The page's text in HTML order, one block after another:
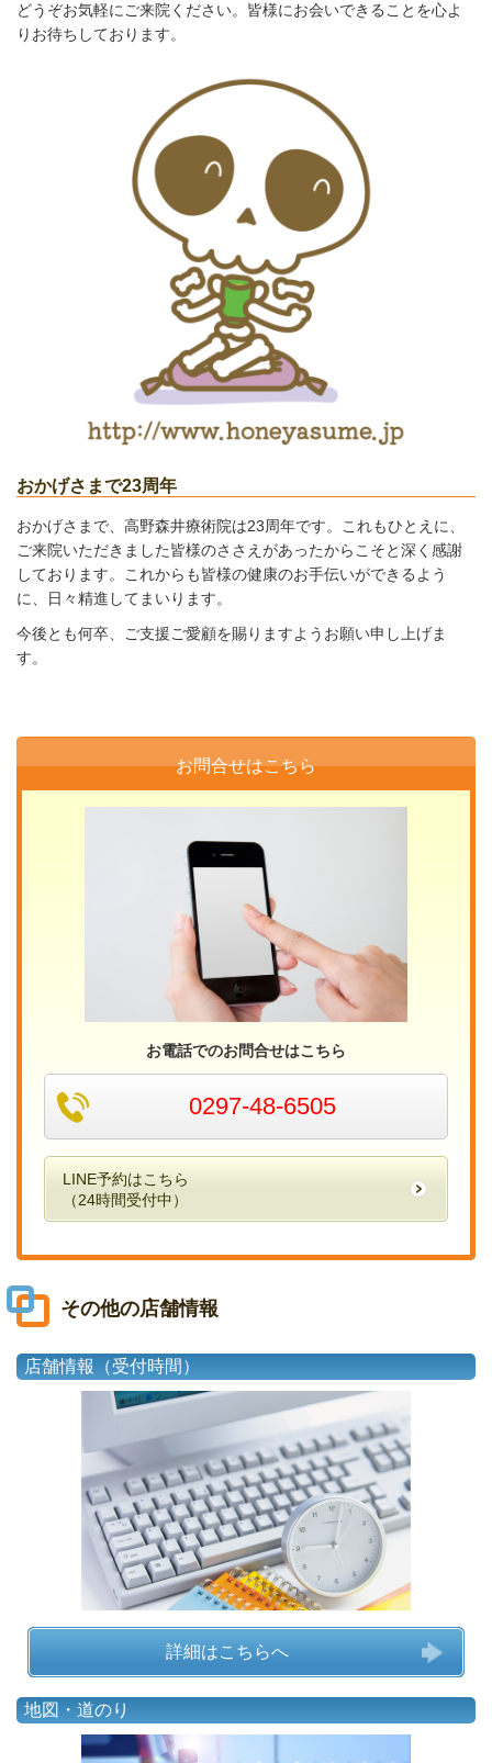
どうぞお気軽にご来院ください。皆様にお会いできることを心よ
りお待ちしております。
おかげさまで23周年
おかげさまで、高野森井療術院は23周年です。これもひとえに、
ご来院いただきました皆様のささえがあったからこそと深く感謝
しております。これからも皆様の健康のお手伝いができるよう
に、日々精進してまいります。
今後とも何卒、ご支援ご愛顧を賜りますようお願い申し上げま
す。
お問合せはこちら
お電話でのお問合せはこちら
0297-48-6505
LINE予約はこちら
（24時間受付中）
その他の店舗情報
店舗情報（受付時間）
詳細はこちらへ
地図・道のり